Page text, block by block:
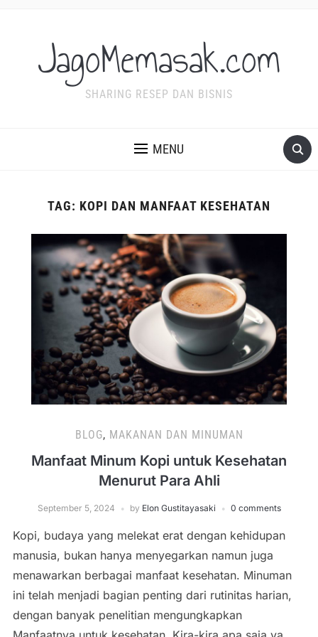
JagoMemasak.com
SHARING RESEP DAN BISNIS
MENU
TAG: KOPI DAN MANFAAT KESEHATAN
BLOG, MAKANAN DAN MINUMAN
Manfaat Minum Kopi untuk Kesehatan
Menurut Para Ahli
September 5, 2024 by Elon Gustitayasaki 0 comments
Kopi, budaya yang melekat erat dengan kehidupan
manusia, bukan hanya menyegarkan namun juga
menawarkan berbagai manfaat kesehatan. Minuman
ini telah menjadi bagian penting dari rutinitas harian,
dengan banyak penelitian mengungkapkan